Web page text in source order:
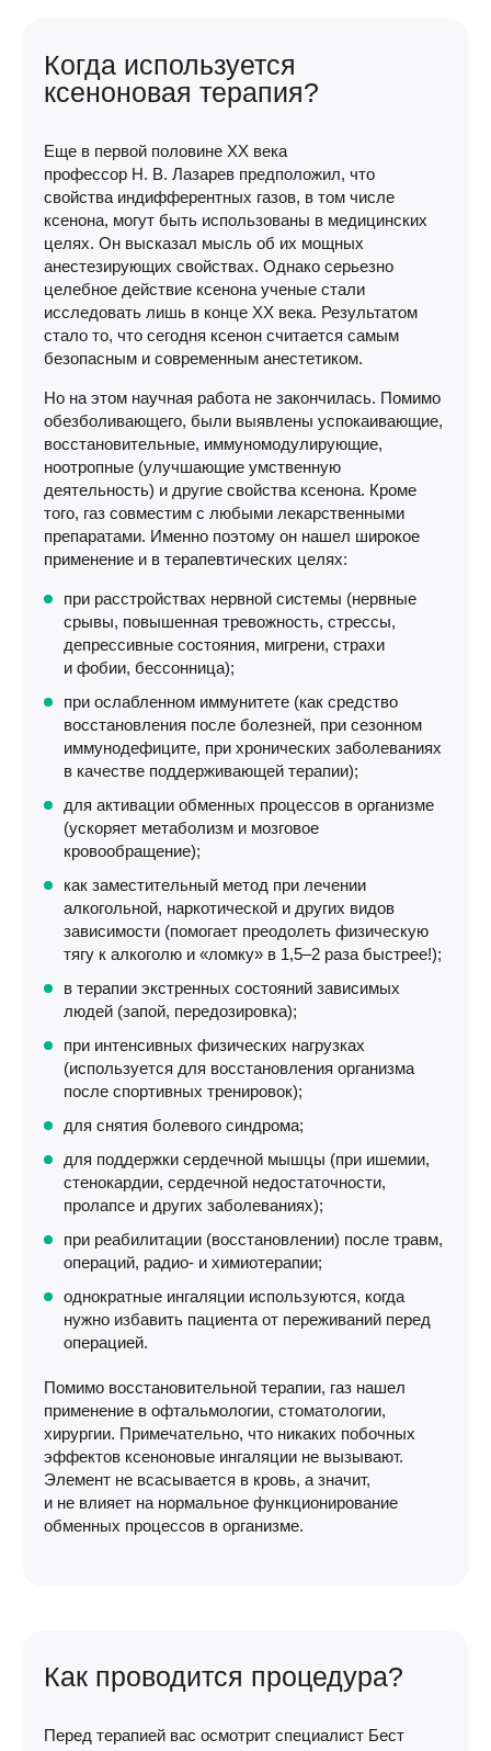
Когда используется
ксеноновая терапия?
Еще в первой половине XX века
профессор Н. В. Лазарев предположил, что
свойства индифферентных газов, в том числе
ксенона, могут быть использованы в медицинских
целях. Он высказал мысль об их мощных
анестезирующих свойствах. Однако серьезно
целебное действие ксенона ученые стали
исследовать лишь в конце XX века. Результатом
стало то, что сегодня ксенон считается самым
безопасным и современным анестетиком.
Но на этом научная работа не закончилась. Помимо
обезболивающего, были выявлены успокаивающие,
восстановительные, иммуномодулирующие,
ноотропные (улучшающие умственную
деятельность) и другие свойства ксенона. Кроме
того, газ совместим с любыми лекарственными
препаратами. Именно поэтому он нашел широкое
применение и в терапевтических целях:
при расстройствах нервной системы (нервные
срывы, повышенная тревожность, стрессы,
депрессивные состояния, мигрени, страхи
и фобии, бессонница);
при ослабленном иммунитете (как средство
восстановления после болезней, при сезонном
иммунодефиците, при хронических заболеваниях
в качестве поддерживающей терапии);
для активации обменных процессов в организме
(ускоряет метаболизм и мозговое
кровообращение);
как заместительный метод при лечении
алкогольной, наркотической и других видов
зависимости (помогает преодолеть физическую
тягу к алкоголю и «ломку» в 1,5–2 раза быстрее!);
в терапии экстренных состояний зависимых
людей (запой, передозировка);
при интенсивных физических нагрузках
(используется для восстановления организма
после спортивных тренировок);
для снятия болевого синдрома;
для поддержки сердечной мышцы (при ишемии,
стенокардии, сердечной недостаточности,
пролапсе и других заболеваниях);
при реабилитации (восстановлении) после травм,
операций, радио- и химиотерапии;
однократные ингаляции используются, когда
нужно избавить пациента от переживаний перед
операцией.
Помимо восстановительной терапии, газ нашел
применение в офтальмологии, стоматологии,
хирургии. Примечательно, что никаких побочных
эффектов ксеноновые ингаляции не вызывают.
Элемент не всасывается в кровь, а значит,
и не влияет на нормальное функционирование
обменных процессов в организме.
Как проводится процедура?
Перед терапией вас осмотрит специалист Бест